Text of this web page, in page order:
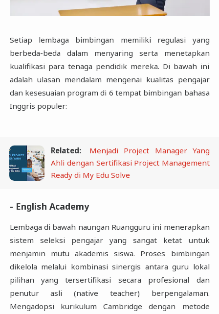
Setiap lembaga bimbingan memiliki regulasi yang
berbeda-beda dalam menyaring serta menetapkan
kualifikasi para tenaga pendidik mereka. Di bawah ini
adalah ulasan mendalam mengenai kualitas pengajar
dan kesesuaian program di 6 tempat bimbingan bahasa
Inggris populer:
Related:
Menjadi Project Manager Yang
Ahli dengan Sertifikasi Project Management
Ready di My Edu Solve
- English Academy
Lembaga di bawah naungan Ruangguru ini menerapkan
sistem seleksi pengajar yang sangat ketat untuk
menjamin mutu akademis siswa. Proses bimbingan
dikelola melalui kombinasi sinergis antara guru lokal
pilihan yang tersertifikasi secara profesional dan
penutur asli (native teacher) berpengalaman.
Mengadopsi kurikulum Cambridge dengan metode